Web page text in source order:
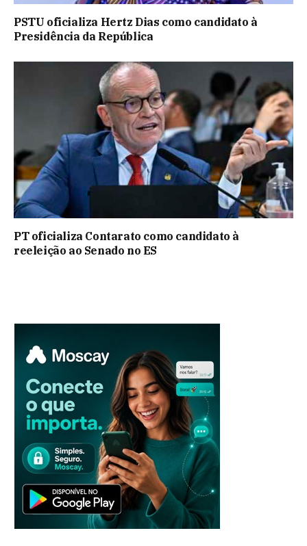
PSTU oficializa Hertz Dias como candidato à
Presidência da República
PT oficializa Contarato como candidato à
reeleição ao Senado no ES